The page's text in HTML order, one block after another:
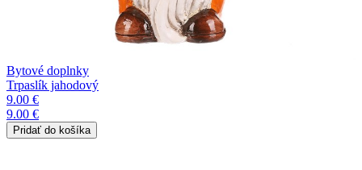
Bytové doplnky
Trpaslík jahodový
9.00 €
9.00 €